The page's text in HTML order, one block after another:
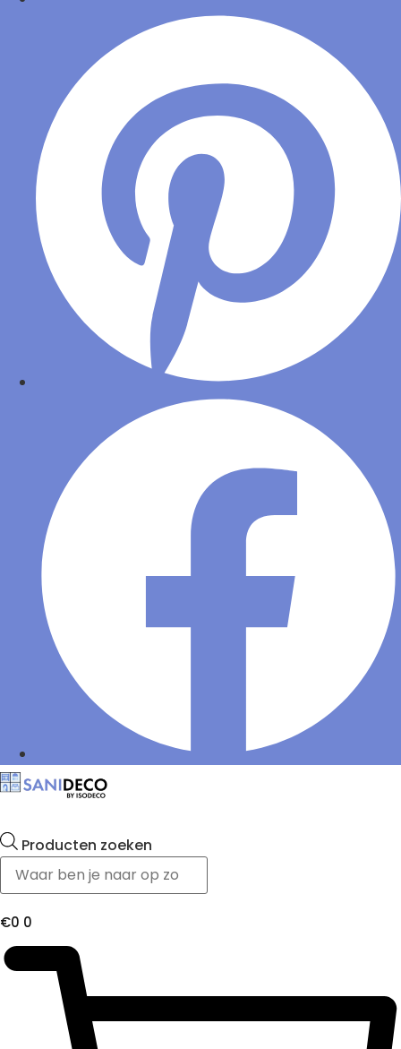
Producten zoeken
€0 0